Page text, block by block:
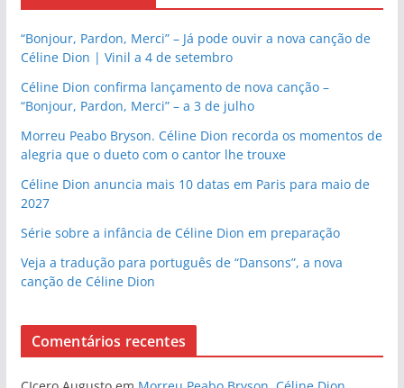
“Bonjour, Pardon, Merci” – Já pode ouvir a nova canção de
Céline Dion | Vinil a 4 de setembro
Céline Dion confirma lançamento de nova canção –
“Bonjour, Pardon, Merci” – a 3 de julho
Morreu Peabo Bryson. Céline Dion recorda os momentos de
alegria que o dueto com o cantor lhe trouxe
Céline Dion anuncia mais 10 datas em Paris para maio de
2027
Série sobre a infância de Céline Dion em preparação
Veja a tradução para português de “Dansons”, a nova
canção de Céline Dion
Comentários recentes